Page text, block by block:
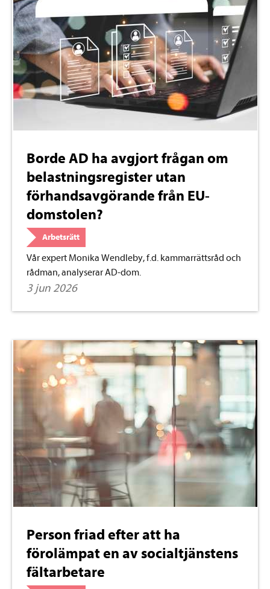
Borde AD ha avgjort frågan om
belastningsregister utan
förhandsavgörande från EU-
domstolen?
Arbetsrätt
Vår expert Monika Wendleby, f.d. kammarrättsråd och
rådman, analyserar AD-dom.
3 jun 2026
Person friad efter att ha
förolämpat en av socialtjänstens
fältarbetare